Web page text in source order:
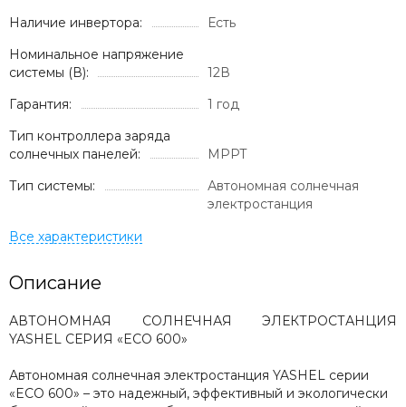
Наличие инвертора:
Есть
Номинальное напряжение
системы (В):
12В
Гарантия:
1 год
Тип контроллера заряда
солнечных панелей:
MPPT
Тип системы:
Автономная солнечная
электростанция
Описание
АВТОНОМНАЯ СОЛНЕЧНАЯ ЭЛЕКТРОСТАНЦИЯ
YASHEL СЕРИЯ «ECO 600»
Автономная солнечная электростанция YASHEL серии
«ECO 600» – это надежный, эффективный и экологически